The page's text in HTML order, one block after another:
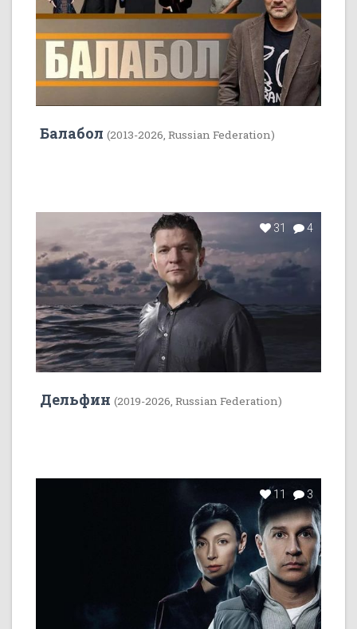
Балабол (2013-2026, Russian Federation)
31 4
Дельфин (2019-2026, Russian Federation)
11 3